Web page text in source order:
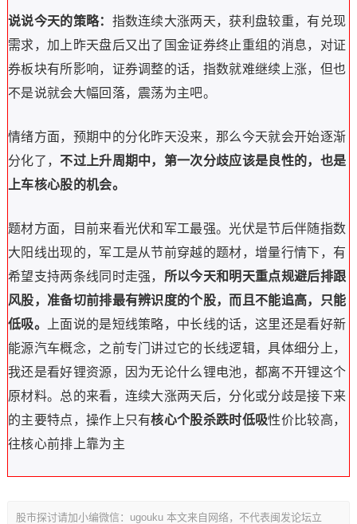
说说今天的策略： 指数连续大涨两天，获利盘较重，有兑现
需求，加上昨天盘后又出了国金证券终止重组的消息，对证
券板块有所影响，证券调整的话，指数就难继续上涨，但也
不是说就会大幅回落，震荡为主吧。
情绪方面，预期中的分化昨天没来，那么今天就会开始逐渐
分化了，不过上升周期中，第一次分歧应该是良性的，也是
上车核心股的机会。
题材方面，目前来看光伏和军工最强。光伏是节后伴随指数
大阳线出现的，军工是从节前穿越的题材，增量行情下，有
希望支持两条线同时走强， 所以今天和明天重点规避后排跟
风股，准备切前排最有辨识度的个股，而且不能追高，只能
低吸。
上面说的是短线策略，中长线的话，这里还是看好新
能源汽车概念，之前专门讲过它的长线逻辑，具体细分上，
我还是看好锂资源，因为无论什么锂电池，都离不开锂这个
原材料。总的来看，连续大涨两天后，分化或分歧是接下来
的主要特点，操作上只有核心个股杀跌时低吸性价比较高，
往核心前排上靠为主
股市探讨请加小编微信：ugouku 本文来自网络，不代表闽发论坛立